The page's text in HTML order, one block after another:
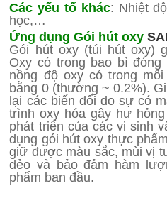
Các yếu tố khác: Nhiệt
học,…
Ứng dụng Gói hút oxy
Gói hút oxy (túi hút oxy)
Oxy có trong bao bì
nồng độ oxy có trong
bằng 0 (thường ~ 0.2%).
lại các biến đổi do sự có
trình oxy hóa gây hư
phát triển của các vi sinh
dụng gói hút oxy thực
giữ được màu sắc, mùi vị
dẻo và bảo đảm hàm
phẩm ban đầu.